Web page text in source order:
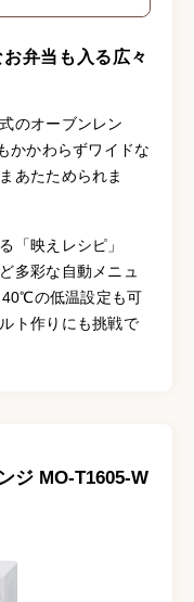
弁当も入る広々
のオーブンレン
かかわらずワイドな
あたためられま
「映えレシピ」
多彩な自動メニュ
40℃の低温設定も可
ト作りにも挑戦で
ジ MO-T1605-W